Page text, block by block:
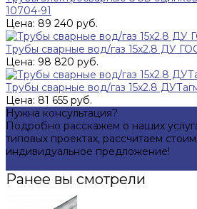
10704-91
Цена: 89 240 руб.
Трубы сварные вод/газ 15x2.8 ДУ
Цена: 98 820 руб.
Трубы сварные вод/газ 15x2.8
Цена: 81 655 руб.
Нужна консультация?
Подробно расскажем о наших
типовых проектах, рассчитаем
индивидуальное предложение!
Ранее вы смотрели